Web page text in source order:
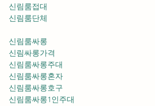
신림룸접대
신림룸단체
신림룸싸롱
신림싸롱가격
신림룸싸롱주대
신림룸싸롱혼자
신림룸싸롱호구
신림룸싸롱1인주대